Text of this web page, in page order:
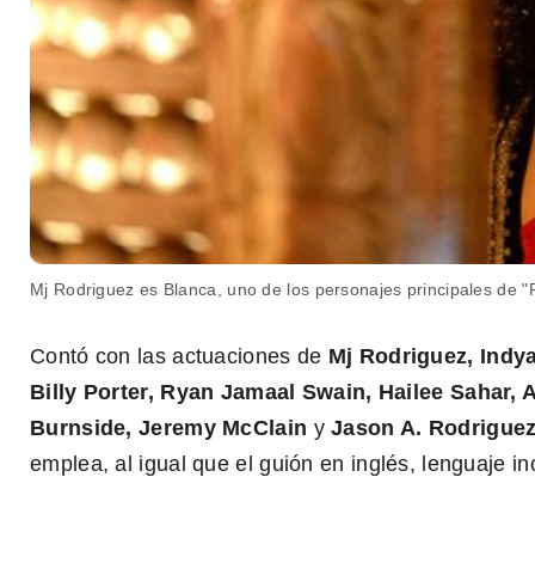
Mj Rodriguez es Blanca, uno de los personajes principales de
Contó con las actuaciones de Mj Rodriguez,
Billy Porter, Ryan Jamaal Swain, Hailee Sahar,
Burnside, Jeremy McClain yJason A.
emplea, al igual que el guión en inglés, lenguaje